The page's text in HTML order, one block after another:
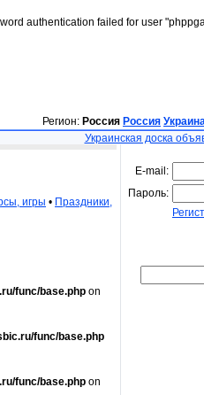
authentication failed for user
Регион: Россия Россия
Украинская доска
игры • Праздники,
func/base.php on
func/base.php
func/base.php on
E-mail:
Пароль: